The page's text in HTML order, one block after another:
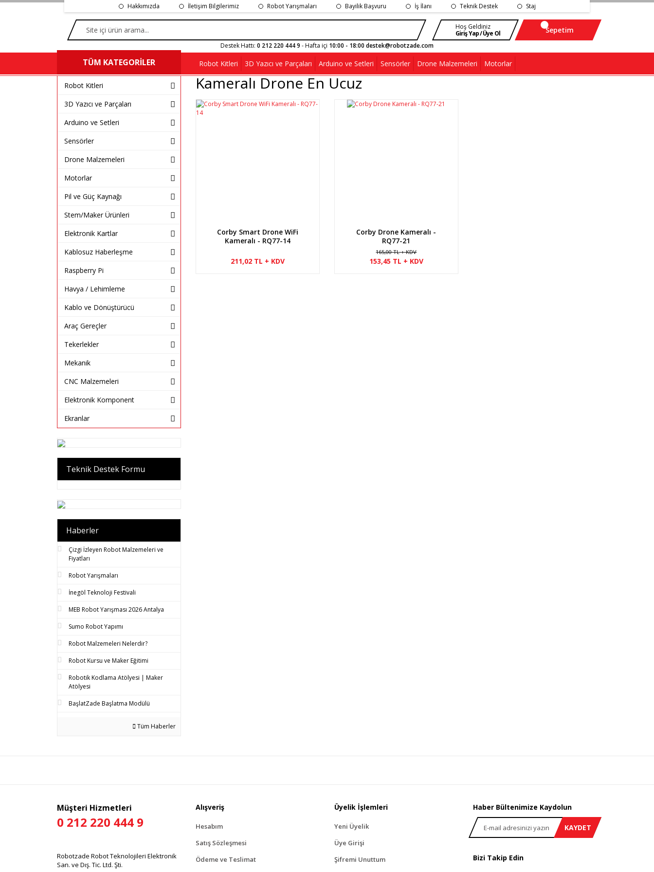
Hakkımızda İletişim Bilgilerimiz Robot Yarışmaları Bayilik Başvuru İş İlanı Teknik Destek Staj
Hoş Geldiniz
Giriş Yap / Üye Ol
Sepetim
Destek Hattı: 0 212 220 444 9 - Hafta içi 10:00 - 18:00 destek@robotzade.com
TÜM KATEGORİLER Robot Kitleri 3D Yazıcı ve Parçaları Arduino ve Setleri Sensörler Drone Malzemeleri Motorlar
Robot Kitleri
3D Yazıcı ve Parçaları
Arduino ve Setleri
Sensörler
Drone Malzemeleri
Motorlar
Pil ve Güç Kaynağı
Stem/Maker Ürünleri
Elektronik Kartlar
Kablosuz Haberleşme
Raspberry Pi
Havya / Lehimleme
Kablo ve Dönüştürücü
Araç Gereçler
Tekerlekler
Mekanik
CNC Malzemeleri
Elektronik Komponent
Ekranlar
Teknik Destek Formu
Haberler
Çizgi İzleyen Robot Malzemeleri ve
Fiyatları
Robot Yarışmaları
İnegöl Teknoloji Festivali
MEB Robot Yarışması 2026 Antalya
Sumo Robot Yapımı
Robot Malzemeleri Nelerdir?
Robot Kursu ve Maker Eğitimi
Robotik Kodlama Atölyesi | Maker
Atölyesi
BaşlatZade Başlatma Modülü
Tüm Haberler
Kameralı Drone En Ucuz
Corby Smart Drone WiFi
Kameralı - RQ77-14
211,02 TL + KDV
Corby Drone Kameralı -
RQ77-21
165,00 TL + KDV
153,45 TL + KDV
Müşteri Hizmetleri
0 212 220 444 9
Robotzade Robot Teknolojileri Elektronik
San. ve Dış. Tic. Ltd. Şti.
Alışveriş
Hesabım
Satış Sözleşmesi
Ödeme ve Teslimat
Üyelik İşlemleri
Yeni Üyelik
Üye Girişi
Şifremi Unuttum
Haber Bültenimize Kaydolun
KAYDET
Bizi Takip Edin